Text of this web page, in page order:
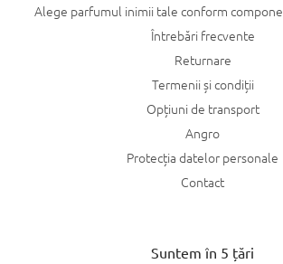
Alege parfumul inimii tale conform
Întrebări frecvente
Returnare
Termenii și condiții
Opțiuni de transport
Angro
Protecția datelor personale
Contact
Suntem în 5 țări